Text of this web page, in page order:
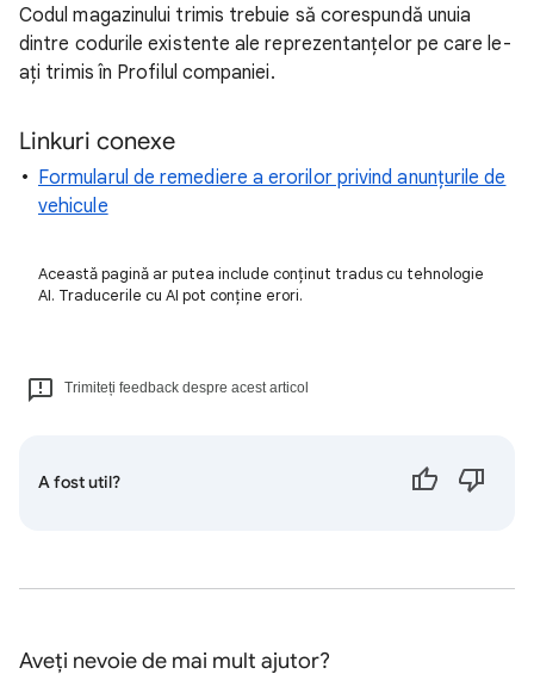
Codul magazinului trimis trebuie să corespundă unuia
dintre codurile existente ale reprezentanțelor pe care le-
ați trimis în Profilul companiei.
Linkuri conexe
Formularul de remediere a erorilor privind anunțurile de
vehicule
Această pagină ar putea include conținut tradus cu tehnologie
AI. Traducerile cu AI pot conține erori.
Trimiteți feedback despre acest articol
A fost util?
Aveți nevoie de mai mult ajutor?